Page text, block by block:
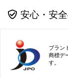
安心・安
ブラン
商標デ
す。